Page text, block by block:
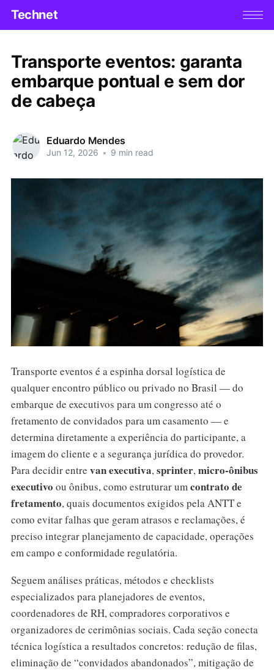
Technet
Transporte eventos: garanta
embarque pontual e sem dor
de cabeça
Eduardo Mendes
Jun 12, 2026 • 9 min read
Transporte eventos é a espinha dorsal logística de
qualquer encontro público ou privado no Brasil — do
embarque de executivos para um congresso até o
fretamento de convidados para um casamento — e
determina diretamente a experiência do participante, a
imagem do cliente e a segurança jurídica do provedor.
Para decidir entre van executiva,sprinter,micro-ônibus
executivo ou ônibus, como estruturar umcontrato de
fretamento, quais documentos exigidos pela ANTT e
como evitar falhas que geram atrasos e reclamações, é
preciso integrar planejamento de capacidade, operações
em campo e conformidade regulatória.
Seguem análises práticas, métodos e checklists
especializados para planejadores de eventos,
coordenadores de RH, compradores corporativos e
organizadores de cerimônias sociais. Cada seção conecta
técnica logística a resultados concretos: redução de filas,
eliminação de “convidados abandonados”, mitigação de